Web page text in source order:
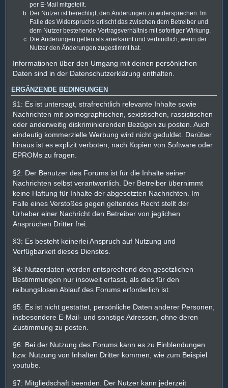
per E-Mail mitgeteilt.
Der Nutzer ist berechtigt, den Änderungen zu widersprechen. Im
Falle des Widerspruchs erlischt das zwischen dem Betreiber und
dem Nutzer bestehende Vertragsverhältnis mit sofortiger Wirkung.
Die Änderungen gelten als anerkannt und verbindlich, wenn der
Nutzer den Änderungen zugestimmt hat.
Informationen über den Umgang mit deinen persönlichen
Daten sind in der Datenschutzerklärung enthalten.
ERGÄNZENDE BEDINGUNGEN
§1: Es ist untersagt, strafrechtlich relevante Inhalte sowie
Nachrichten mit pornographischen, sexistischen, rassistischen
oder anderweitig diskriminierenden Bezügen zu posten. Auch
eindeutig kommerzielle Werbung wird nicht geduldet. Darüber
hinaus ist es explizit verboten, nach Kopien von Software oder
EPROMs zu fragen.
§2: Der Benutzer des Forums ist für die Inhalte seiner
Nachrichten selbst verantwortlich. Der Betreiber übernimmt
keine Haftung für Inhalte der abgesetzten Nachrichten. Im
Falle eines Verstoßes gegen geltendes Recht stellt der
Urheber einer Nachricht den Betreiber von jeglichen
Ansprüchen Dritter frei.
§3: Es besteht keinerlei Anspruch auf Nutzung und
Verfügbarkeit dieses Dienstes.
§4: Nutzerdaten werden entsprechend den gesetzlichen
Bestimmungen nur insoweit erfasst, als dies für den
reibungslosen Ablauf des Forums erforderlich ist.
§5: Es ist nicht gestattet, persönliche Daten anderer Personen,
insbesondere E-Mail- und sonstige Adressen, ohne deren
Zustimmung zu posten.
§6: Bei der Nutzung des Forums kann es zu Einblendungen
bzw. Nutzung von Inhalten Dritter kommen, wie zum Beispiel
youtube.
§7: Mitgliedschaft beenden. Der Nutzer kann jederzeit